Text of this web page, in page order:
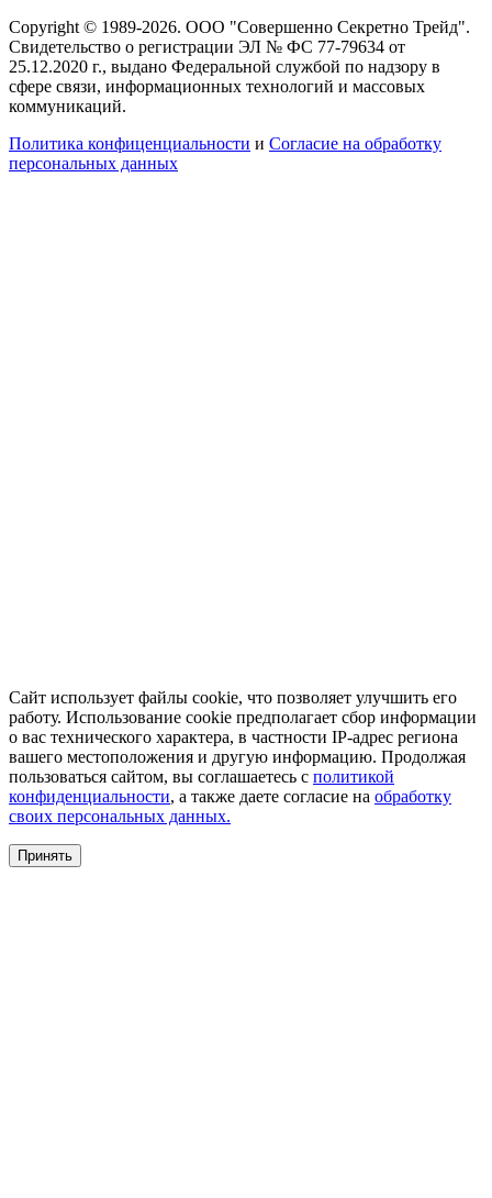
Copyright © 1989-2026. ООО "Совершенно Секретно Трейд".
Свидетельство о регистрации ЭЛ № ФС 77-79634 от
25.12.2020 г., выдано Федеральной службой по надзору в
сфере связи, информационных технологий и массовых
коммуникаций.
Политика конфиценциальности и Согласие на обработку
персональных данных
Сайт использует файлы cookie, что позволяет улучшить его
работу. Использование cookie предполагает сбор информации
о вас технического характера, в частности IP-адрес региона
вашего местоположения и другую информацию. Продолжая
пользоваться сайтом, вы соглашаетесь с политикой
конфиденциальности, а также даете согласие на обработку
своих персональных данных.
Принять